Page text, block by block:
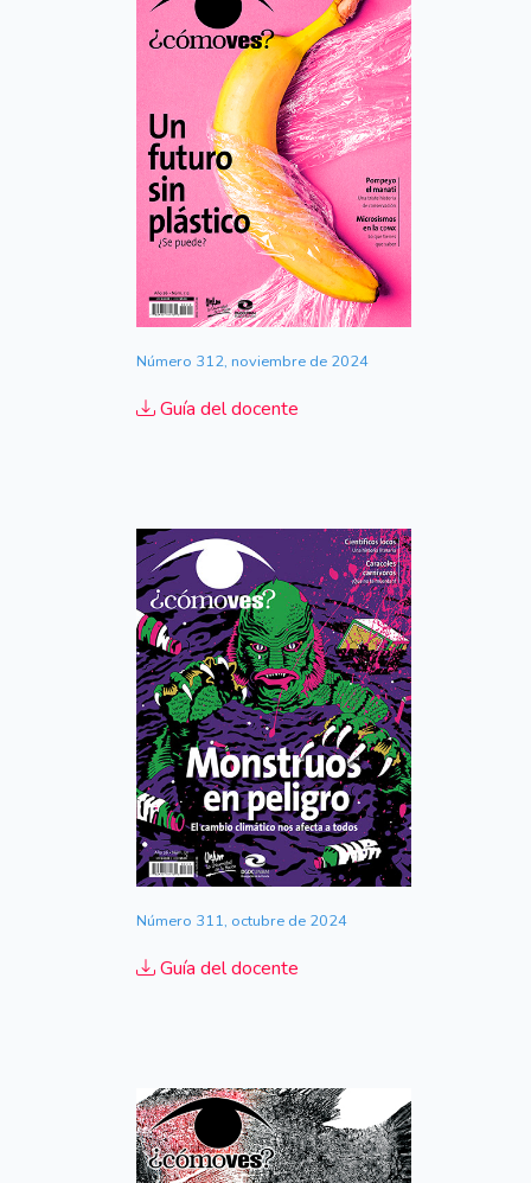
Número 312, noviembre de 2024
Guía del docente
Número 311, octubre de 2024
Guía del docente